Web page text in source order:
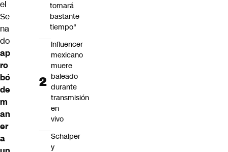
el
Se
na
do
ap
ro
bó
de
m
an
er
a
tomará
bastante
tiempo"
Influencer
mexicano
muere
baleado
durante
transmisión
en
vivo
Schalper
y